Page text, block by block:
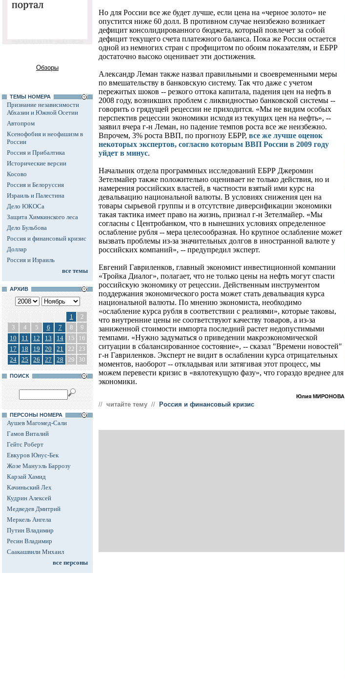
Обзоры
ТЕМЫ НОМЕРА
Признание независимости
Абхазии и Южной Осетии
Автопром
Ксенофобия и неофашизм в
России
Россия и Прибалтика
Исторические версии
Косово
Россия и Белоруссия
Израиль и Палестина
Дело ЮКОСа
Защита Химкинского леса
Дело Бульбова
Россия и финансовый кризис
Доллар
Россия и Израиль
все темы
АРХИВ
1
2
3
4 5 6 7 8
9
10
11 12 13 14 15
16
17
18 19 20 21 22 23
24
25 26 27 28 29 30
ПОИСК
ПЕРСОНЫ НОМЕРА
Аушев Магомед-Сали
Гамов Виталий
Гейтс Роберт
Евкуров Юнус-Бек
Жозе Мануэль Баррозу
Карзай Хамид
Качиньский Лех
Кудрин Алексей
Медведев Дмитрий
Меркель Ангела
Путин Владимир
Ресин Владимир
Саакашвили Михаил
все персоны
Но для России все же будет лучше, если цена на «черное золото» не
опустится ниже 60 долл. В противном случае неизбежно возникает
дефицит консолидированного бюджета, который повлечет за собой
дефицит текущего счета платежного баланса. Пока же Россия остается
одной из немногих стран с профицитом по обоим показателям, и ЕБРР
достаточно высоко оценивает эти достижения.
Александр Леман также назвал правильными и своевременными меры
по вмешательству в банковскую систему. Так что даже с учетом
пережитых шоков -- резкого оттока капитала, падения цен на нефть в
2008 году, возникших проблем с ликвидностью банковской системы --
говорить о грядущей рецессии не приходится. «Мы не видим особых
перспектив рецессии экономики исходя из текущих цен на нефть», --
заявил вчера г-н Леман, но падение темпов роста все же неизбежно.
Впрочем, 3% роста ВВП, по прогнозу ЕБРР, все же лучше оценок
некоторых экспертов, согласно которым ВВП России в 2009 году
уйдет в минус.
Начальник отдела программных исследований ЕБРР Джеромин
Зетелмайер также положительно оценивает не только действия, но и
намерения российских властей, в частности взятый ими курс на
девальвацию национальной валюты. В условиях снижения цен на
товары сырьевой группы и в отсутствие диверсификации экономики
такая тактика имеет право на жизнь, признал г-н Зетелмайер. «Мы
согласны с Центробанком, что в нынешних условиях определенное
ослабление рубля -- мера целесообразная. Но крупное ослабление может
вызвать проблемы из-за значительных долгов в иностранной валюте у
российских компаний», -- предупредил эксперт.
Евгений Гавриленков, главный экономист инвестиционной компании
«Тройка Диалог», полагает, что не только цены на нефть могут спасти
российскую экономику от рецессии. Действенным инструментом
поддержания экономического роста может стать девальвация курса
национальной валюты. По мнению экономиста, необходимо
«ослабление курса рубля в соответствии с реалиями», которые таковы,
что внутренние цены не соответствуют качеству товаров, а из-за
заниженной стоимости импорта последний растет недопустимыми
темпами. «Нужно задуматься о приведении макроэкономической
ситуации в сбалансированное состояние», -- сказал "Времени новостей"
г-н Гавриленков. Эксперт не видит в ослаблении курса отрицательных
моментов, наоборот -- откладывая или затягивая этот процесс, мы
можем перевести кризис в «вялотекущую фазу», что гораздо вреднее для
экономики.
Юлия МИРОНОВА
// читайте тему // Россия и финансовый кризис